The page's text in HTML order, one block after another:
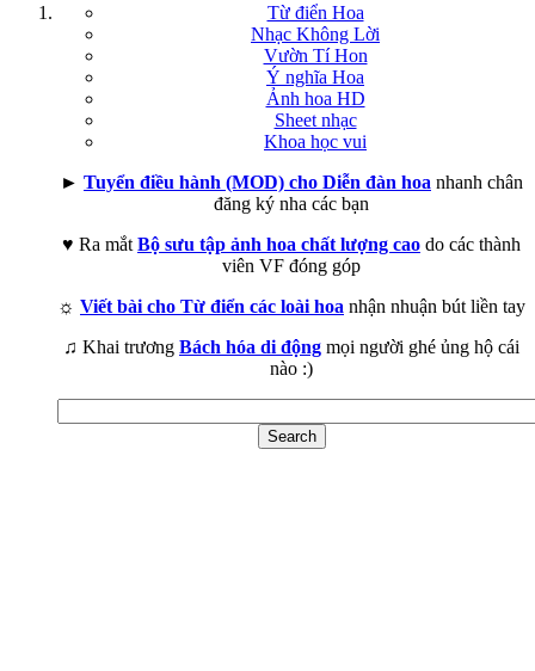
Từ điển Hoa
Nhạc Không Lời
Vườn Tí Hon
Ý nghĩa Hoa
Ảnh hoa HD
Sheet nhạc
Khoa học vui
► Tuyển điều hành (MOD) cho Diễn đàn hoa nhanh chân
đăng ký nha các bạn
♥ Ra mắt Bộ sưu tập ảnh hoa chất lượng cao do các thành
viên VF đóng góp
☼ Viết bài cho Từ điển các loài hoa nhận nhuận bút liền tay
♫ Khai trương Bách hóa di động mọi người ghé ủng hộ cái
nào :)